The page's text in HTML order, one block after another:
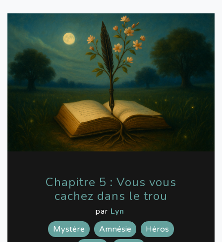
Chapitre 5 : Vous vous
cachez dans le trou
par Lyn
Mystère Amnésie
Héros